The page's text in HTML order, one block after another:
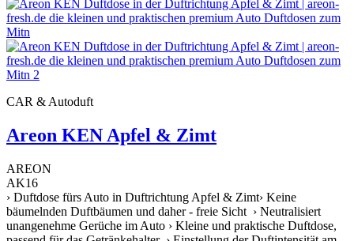
CAR & Autoduft
Areon KEN Apfel & Zimt
AREON
AK16
› Duftdose fürs Auto in Duftrichtung Apfel & Zimt› Keine
bäumelnden Duftbäumen und daher - freie Sicht › Neutralisiert
unangenehme Gerüche im Auto › Kleine und praktische Duftdose,